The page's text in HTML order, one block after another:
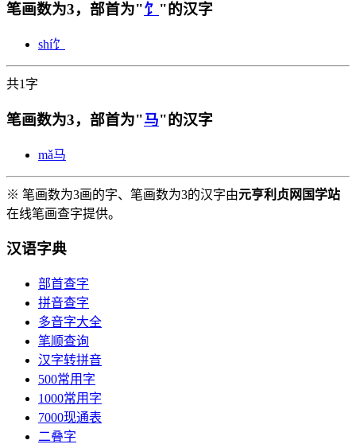
笔画数为3，部首为"饣 "的汉字
shí饣
共1字
笔画数为3，部首为"马"的汉字
mǎ马
※ 笔画数为3画的字、笔画数为3的汉字由元亨利贞网国学站
在线笔画查字提供。
汉语字典
部首查字
拼音查字
多音字大全
笔顺查询
汉字转拼音
500常用字
1000常用字
7000现通表
二叠字